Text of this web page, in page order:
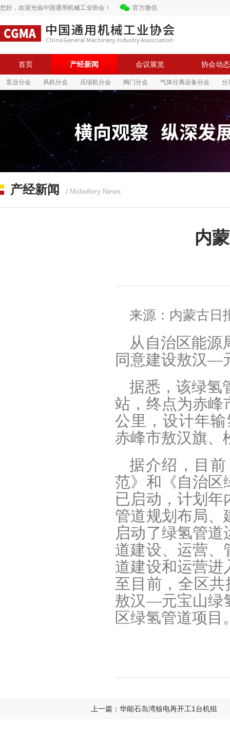
您好，欢迎光临中国通用机械工业协会！ 官方微信
首页 产经新闻 会议展览 协会动态
泵业分会 风机分会 压缩机分会 阀门分会 气体分离设备分会 分
中国通用机械工业协会
产经新闻 / Midwifery News
内
来源：内蒙古日
从自治区能源
同意建设敖汉―
据悉，该绿氢
站，终点为赤峰
公里，设计年
赤峰市敖汉旗、
据介绍，目
范》和《自治区
已启动，计划年
管道规划布局、
启动了绿氢管
道建设、运营、
道建设和运营进
至目前，全区
敖汉—元宝山绿
区绿氢管道项目
上一篇：华能石岛湾核电再开工1台机组